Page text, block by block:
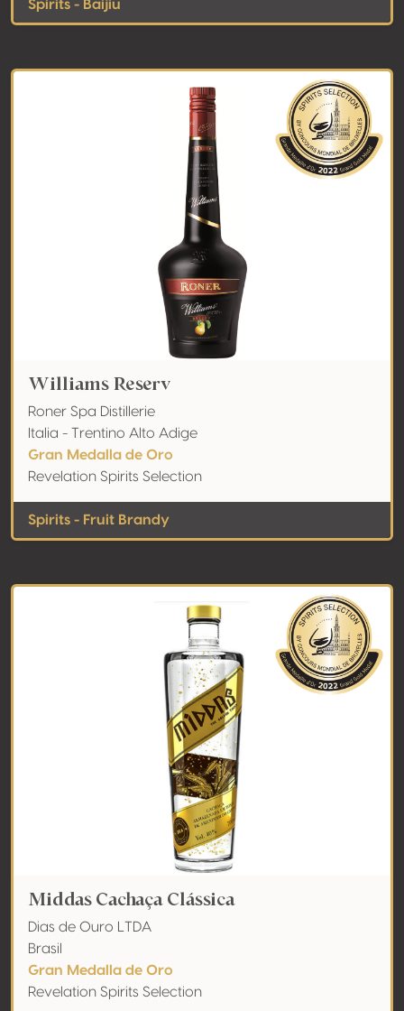
Spirits - Baijiu
Williams Reserv
Roner Spa Distillerie
Italia - Trentino Alto Adige
Gran Medalla de Oro
Revelation Spirits Selection
Spirits - Fruit Brandy
Middas Cachaça Clássica
Dias de Ouro LTDA
Brasil
Gran Medalla de Oro
Revelation Spirits Selection